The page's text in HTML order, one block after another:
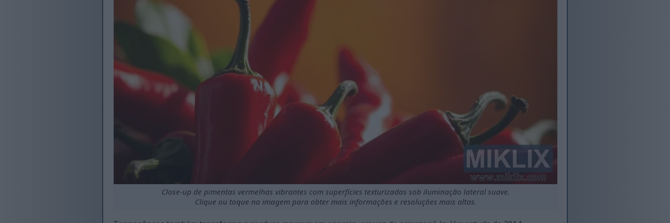
Close-up de pimentas vermelhas vibrantes com superfícies texturizadas sob iluminação lateral suave.
Clique ou toque na imagem para obter mais informações e resoluções mais altas.